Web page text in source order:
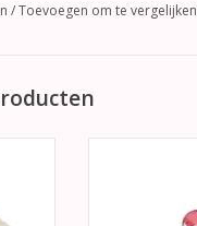
/Toevoegen om te vergelijken